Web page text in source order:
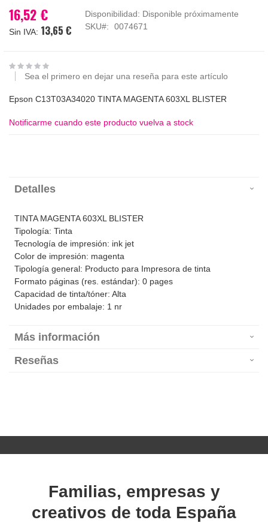
la
galería
16,52 €
13,65 €
Disponibilidad: Disponible próximamente
SKU
0074671
Sea el primero en dejar una reseña para este artículo
Epson C13T03A34020 TINTA MAGENTA 603XL BLISTER
Notificarme cuando este producto vuelva a stock
Detalles
TINTA MAGENTA 603XL BLISTER
Tipología: Tinta
Tecnología de impresión: ink jet
Color de impresión: magenta
Tipología general: Producto para Impresora de tinta
Formato páginas (res. estándar): 0 pages
Capacidad de tinta/tóner: Alta
Unidades por embalaje: 1 nr
Más información
Reseñas
Familias, empresas y
creativos de toda España